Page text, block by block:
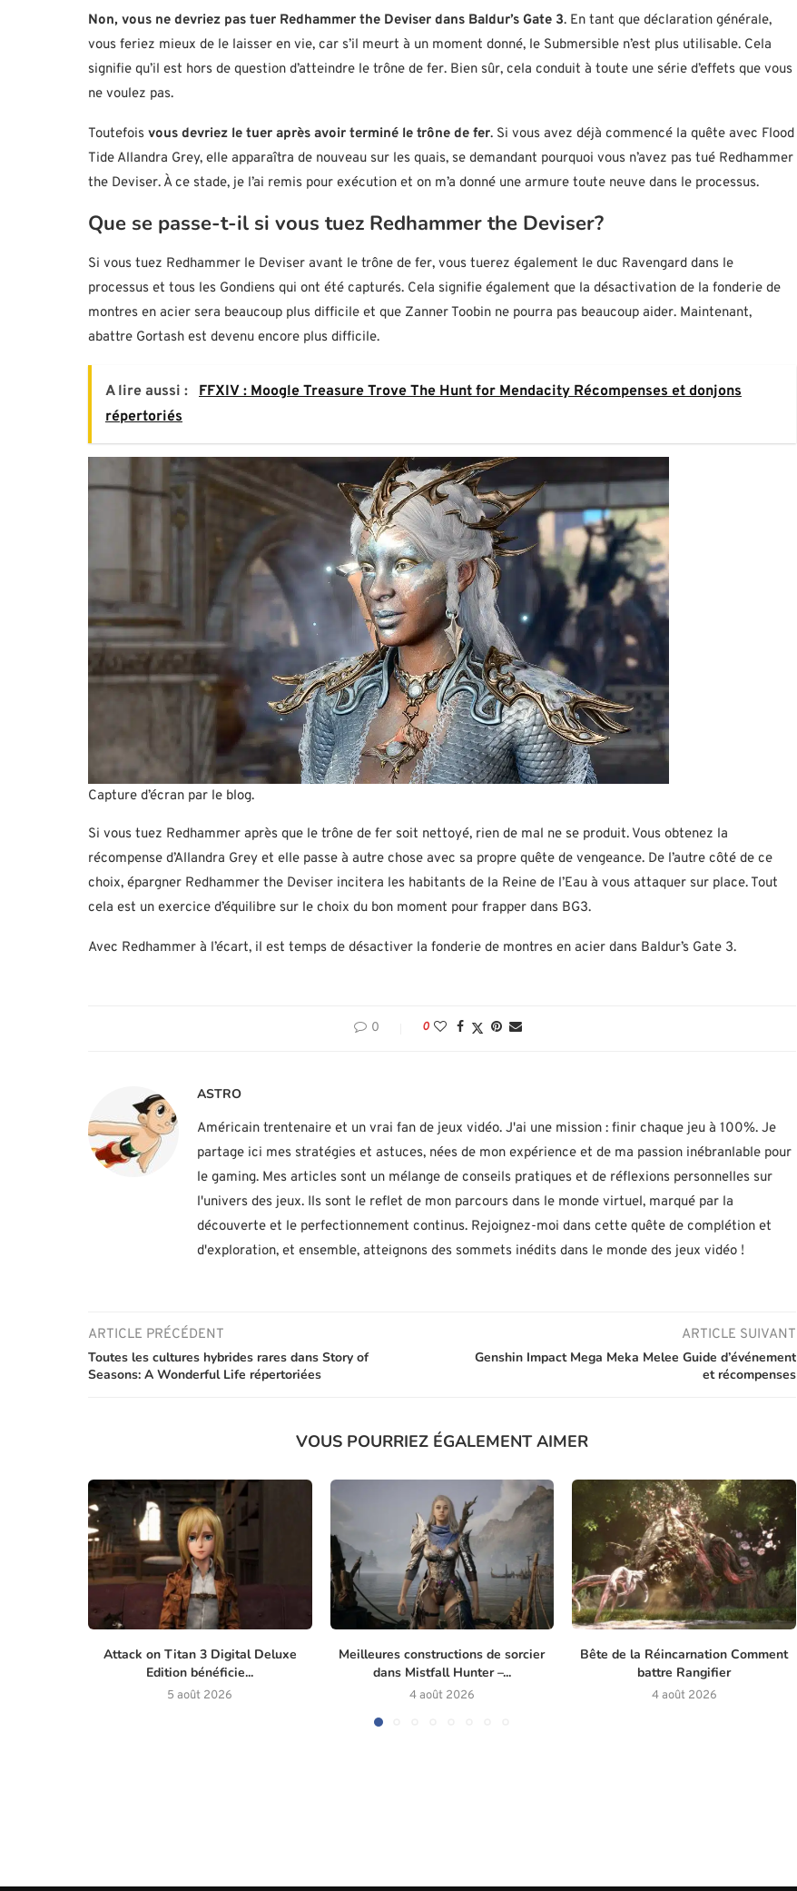
Non, vous ne devriez pas tuer Redhammer the Deviser dans Baldur’s Gate 3. En tant que déclaration générale,
vous feriez mieux de le laisser en vie, car s’il meurt à un moment donné, le Submersible n’est plus utilisable. Cela
signifie qu’il est hors de question d’atteindre le trône de fer. Bien sûr, cela conduit à toute une série d’effets que vous
ne voulez pas.
Toutefois vous devriez le tuer après avoir terminé le trône de fer. Si vous avez déjà commencé la quête avec Flood
Tide Allandra Grey, elle apparaîtra de nouveau sur les quais, se demandant pourquoi vous n’avez pas tué Redhammer
the Deviser. À ce stade, je l’ai remis pour exécution et on m’a donné une armure toute neuve dans le processus.
Que se passe-t-il si vous tuez Redhammer the Deviser?
Si vous tuez Redhammer le Deviser avant le trône de fer, vous tuerez également le duc Ravengard dans le
processus et tous les Gondiens qui ont été capturés. Cela signifie également que la désactivation de la fonderie de
montres en acier sera beaucoup plus difficile et que Zanner Toobin ne pourra pas beaucoup aider. Maintenant,
abattre Gortash est devenu encore plus difficile.
A lire aussi : FFXIV : Moogle Treasure Trove The Hunt for Mendacity Récompenses et donjons
répertoriés
Capture d’écran par le blog.
Si vous tuez Redhammer après que le trône de fer soit nettoyé, rien de mal ne se produit. Vous obtenez la
récompense d’Allandra Grey et elle passe à autre chose avec sa propre quête de vengeance. De l’autre côté de ce
choix, épargner Redhammer the Deviser incitera les habitants de la Reine de l’Eau à vous attaquer sur place. Tout
cela est un exercice d’équilibre sur le choix du bon moment pour frapper dans BG3.
Avec Redhammer à l’écart, il est temps de désactiver la fonderie de montres en acier dans Baldur’s Gate 3.
0 0
ASTRO
Américain trentenaire et un vrai fan de jeux vidéo. J'ai une mission : finir chaque jeu à 100%. Je
partage ici mes stratégies et astuces, nées de mon expérience et de ma passion inébranlable pour
le gaming. Mes articles sont un mélange de conseils pratiques et de réflexions personnelles sur
l'univers des jeux. Ils sont le reflet de mon parcours dans le monde virtuel, marqué par la
découverte et le perfectionnement continus. Rejoignez-moi dans cette quête de complétion et
d'exploration, et ensemble, atteignons des sommets inédits dans le monde des jeux vidéo !
ARTICLE PRÉCÉDENT
Toutes les cultures hybrides rares dans Story of
Seasons: A Wonderful Life répertoriées
ARTICLE SUIVANT
Genshin Impact Mega Meka Melee Guide d’événement
et récompenses
VOUS POURRIEZ ÉGALEMENT AIMER
Attack on Titan 3 Digital Deluxe
Edition bénéficie...
5 août 2026
Meilleures constructions de sorcier
dans Mistfall Hunter –...
4 août 2026
Bête de la Réincarnation Comment
battre Rangifier
4 août 2026